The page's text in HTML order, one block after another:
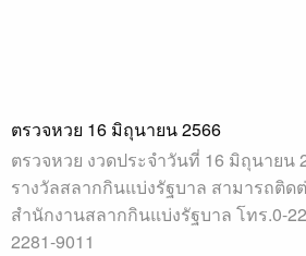
ตรวจหวย 16 มิถุนายน 2566
ตรวจหวย งวดประจำวันที่ 16 มิถุนายน
รางวัลสลากกินแบ่งรัฐบาล สามารถติด
สำนักงานสลากกินแบ่งรัฐบาล โทร.0-
2281-9011